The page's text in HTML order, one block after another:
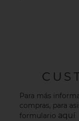
Para más
compras, para
formulario aquí